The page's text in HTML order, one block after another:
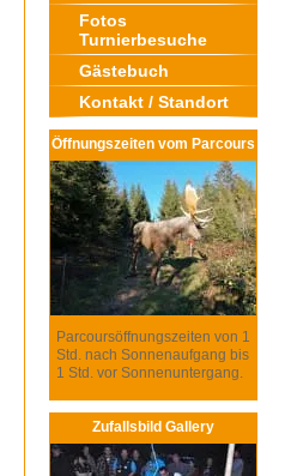
Fotos
Turnierbesuche
Gästebuch
Kontakt / Standort
Öffnungszeiten vom Parcours
Parcoursöffnungszeiten von 1
Std. nach Sonnenaufgang bis
1 Std. vor Sonnenuntergang.
Zufallsbild Gallery